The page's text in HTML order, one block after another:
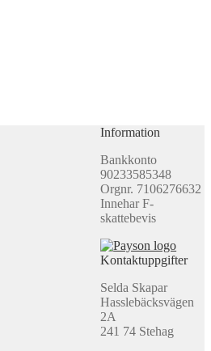
Information
Bankkonto
90233585348
Orgnr. 7106276632
Innehar F-
skattebevis
Kontaktuppgifter
Selda Skapar
Hasslebäcksvägen
2A
241 74 Stehag